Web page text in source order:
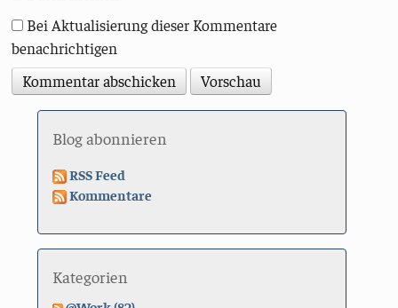
Bei Aktualisierung dieser Kommentare
benachrichtigen
Blog abonnieren
RSS Feed
Kommentare
Kategorien